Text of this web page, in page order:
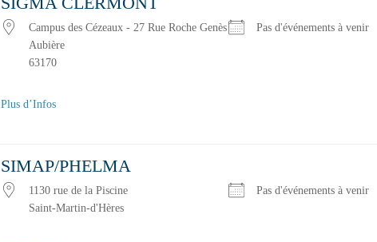
Campus des Cézeaux - 27 Rue Roche Genès
Aubière
63170
Pas d'événements à venir
Plus d’Infos
SIMAP/PHELMA
1130 rue de la Piscine
Saint-Martin-d'Hères
Pas d'événements à venir